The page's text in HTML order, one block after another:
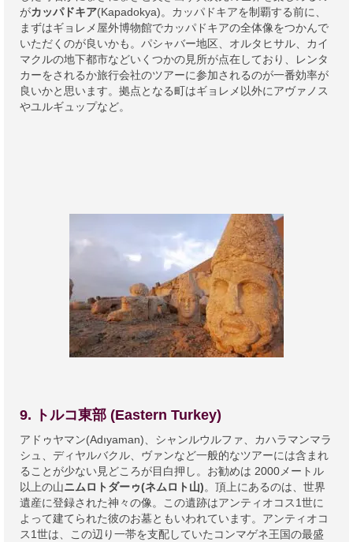
がカッパドキア(Kapadokya)。カッパドキアを制覇する前に、
まずはギョレメ屋外博物館でカッパドキアの全体像をつかんで
いただくのが良いかも。パシャバー地区、オルタヒサル、カイ
マクルの地下都市などいくつかの見所が点在しており、レンタ
カーをされるか旅行会社のツアーに参加されるのが一番効率が
良いかと思います。拠点となる町はギョレメ以外にアヴァノス
やユルギュップなど。
9. トルコ東部 (Eastern Turkey)
アドゥヤマン(Adıyaman)、シャンルウルファ、カハラマンマラ
シュ、ディヤルバクル、ヴァンなど一般的なツアーには含まれ
ることが少ない見どころが目白押し。お勧めは 2000メートル
以上の山ニムロトダーゥ(ネムロト山)。頂上にあるのは、世界
遺産に登録された神々の像。この遺跡はアンティオコス1世に
よって建てられた彼のお墓ともいわれています。アンティオコ
ス1世は、この辺り一帯を支配していたコンマゲネ王国の最盛